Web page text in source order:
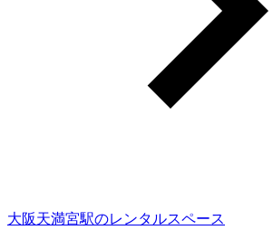
大阪天満宮駅のレンタルスペース